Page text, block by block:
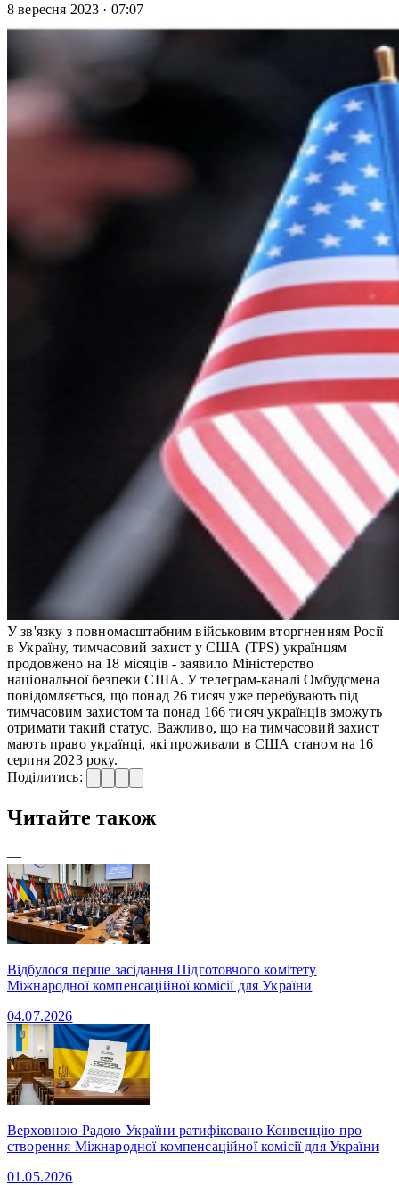
8 вересня 2023 · 07:07
У зв'язку з повномасштабним військовим вторгненням Росії
в Україну, тимчасовий захист у США (TPS) українцям
продовжено на 18 місяців - заявило Міністерство
національної безпеки США. У телеграм-каналі Омбудсмена
повідомляється, що понад 26 тисяч уже перебувають під
тимчасовим захистом та понад 166 тисяч українців зможуть
отримати такий статус. Важливо, що на тимчасовий захист
мають право українці, які проживали в США станом на 16
серпня 2023 року.
Поділитись:
Читайте також
—
Відбулося перше засідання Підготовчого комітету
Міжнародної компенсаційної комісії для України
04.07.2026
Верховною Радою України ратифіковано Конвенцію про
створення Міжнародної компенсаційної комісії для України
01.05.2026